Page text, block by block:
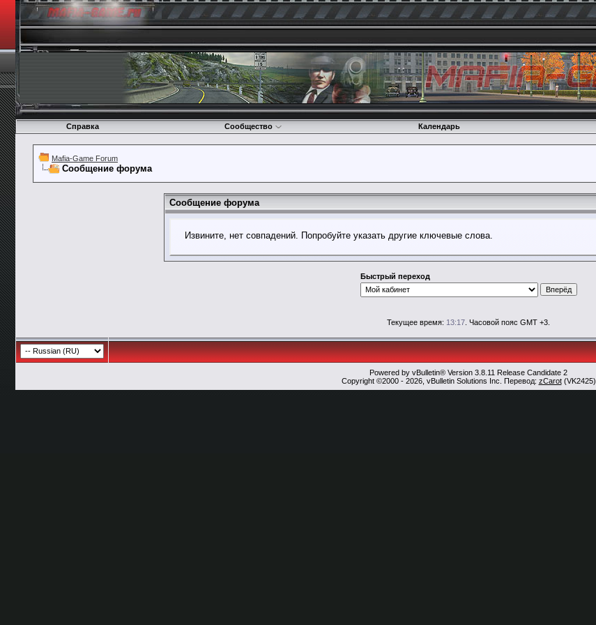
Справка Сообщество Календарь
Mafia-Game Forum
Сообщение форума
Сообщение форума
Извините, нет совпадений. Попробуйте указать другие ключевые слова.
Быстрый переход
Текущее время: 13:17 . Часовой пояс GMT +3.
Powered by vBulletin® Version 3.8.11 Release Candidate 2
Copyright ©2000 - 2026, vBulletin Solutions Inc. Перевод: zCarot(VK2425)